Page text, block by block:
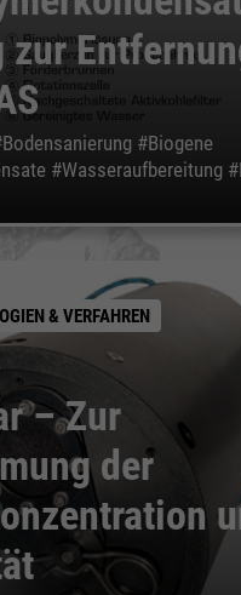
zur
#Biogene
#Wasseraufbereitung
& VERFAHREN
– Zur
der